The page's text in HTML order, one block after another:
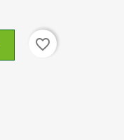
favorite_border